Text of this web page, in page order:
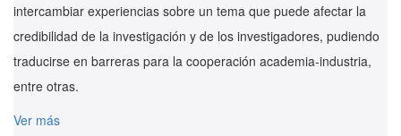
intercambiar experiencias sobre un tema que puede afectar la
credibilidad de la investigación y de los investigadores, pudiendo
traducirse en barreras para la cooperación academia-industria,
entre otras.
Ver más